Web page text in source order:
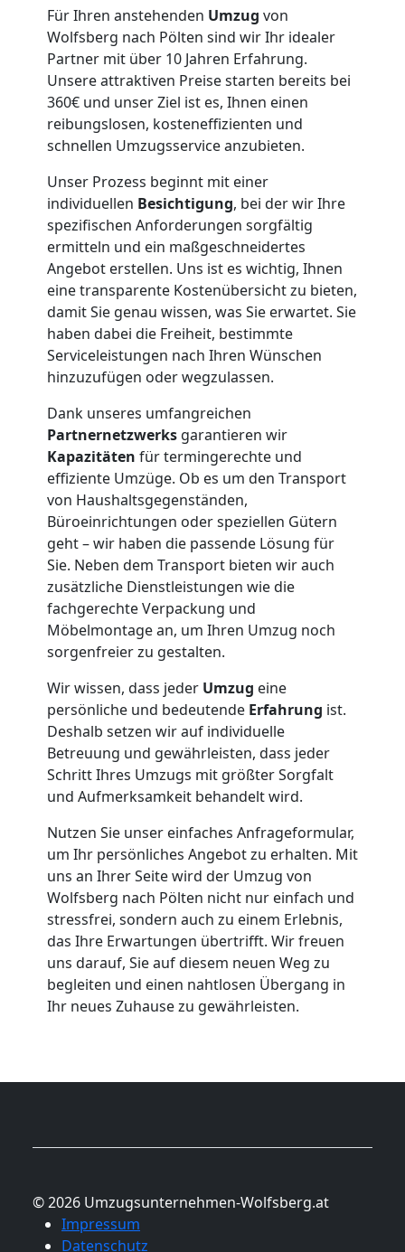
Für Ihren anstehenden Umzug von
Wolfsberg nach Pölten sind wir Ihr idealer
Partner mit über 10 Jahren Erfahrung.
Unsere attraktiven Preise starten bereits bei
360€ und unser Ziel ist es, Ihnen einen
reibungslosen, kosteneffizienten und
schnellen Umzugsservice anzubieten.
Unser Prozess beginnt mit einer
individuellen Besichtigung, bei der wir Ihre
spezifischen Anforderungen sorgfältig
ermitteln und ein maßgeschneidertes
Angebot erstellen. Uns ist es wichtig, Ihnen
eine transparente Kostenübersicht zu bieten,
damit Sie genau wissen, was Sie erwartet. Sie
haben dabei die Freiheit, bestimmte
Serviceleistungen nach Ihren Wünschen
hinzuzufügen oder wegzulassen.
Dank unseres umfangreichen
Partnernetzwerks garantieren wir
Kapazitäten für termingerechte und
effiziente Umzüge. Ob es um den Transport
von Haushaltsgegenständen,
Büroeinrichtungen oder speziellen Gütern
geht – wir haben die passende Lösung für
Sie. Neben dem Transport bieten wir auch
zusätzliche Dienstleistungen wie die
fachgerechte Verpackung und
Möbelmontage an, um Ihren Umzug noch
sorgenfreier zu gestalten.
Wir wissen, dass jeder Umzug eine
persönliche und bedeutende Erfahrung ist.
Deshalb setzen wir auf individuelle
Betreuung und gewährleisten, dass jeder
Schritt Ihres Umzugs mit größter Sorgfalt
und Aufmerksamkeit behandelt wird.
Nutzen Sie unser einfaches Anfrageformular,
um Ihr persönliches Angebot zu erhalten. Mit
uns an Ihrer Seite wird der Umzug von
Wolfsberg nach Pölten nicht nur einfach und
stressfrei, sondern auch zu einem Erlebnis,
das Ihre Erwartungen übertrifft. Wir freuen
uns darauf, Sie auf diesem neuen Weg zu
begleiten und einen nahtlosen Übergang in
Ihr neues Zuhause zu gewährleisten.
© 2026 Umzugsunternehmen-Wolfsberg.at
Impressum
Datenschutz